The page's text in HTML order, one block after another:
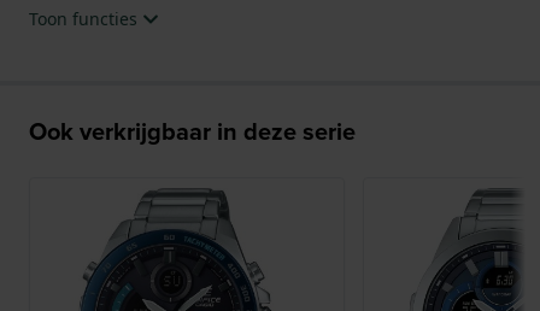
Toon functies
Ook verkrijgbaar in deze serie